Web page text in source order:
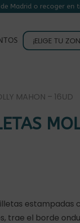
Madrid o recoger en
¡ELIGE TU
MAHON – 16UD
estampadas
trae el borde